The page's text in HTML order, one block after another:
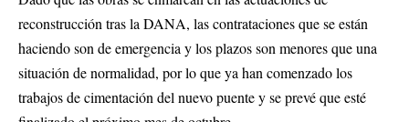
reconstrucción tras la DANA, las contrataciones que se están
haciendo son de emergencia y los plazos son menores que una
situación de normalidad, por lo que ya han comenzado los
trabajos de cimentación del nuevo puente y se prevé que esté